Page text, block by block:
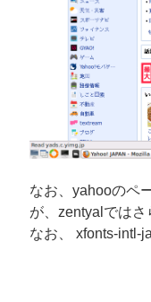
なお、yahooのペ
が、zentyalではさ
なお、 xfonts-intl-